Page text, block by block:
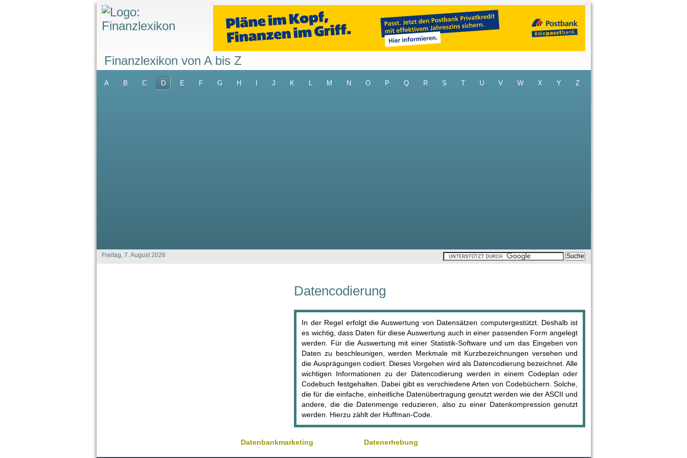
Finanzlexikon von A bis Z
A B C D E F G H J K L M N O P Q R S T U V W X Y Z
Freitag, 7. August 2026
Datencodierung
In der Regel erfolgt die Auswertung von Datensätzen computergestützt. Deshalb ist
es wichtig, dass Daten für diese Auswertung auch in einer passenden Form angelegt
werden. Für die Auswertung mit einer Statistik-Software und um das Eingeben von
Daten zu beschleunigen, werden Merkmale mit Kurzbezeichnungen versehen und
die Ausprägungen codiert. Dieses Vorgehen wird als Datencodierung bezeichnet. Alle
wichtigen Informationen zu der Datencodierung werden in einem Codeplan oder
Codebuch festgehalten. Dabei gibt es verschiedene Arten von Codebüchern. Solche,
die für die einfache, einheitliche Datenübertragung genutzt werden wie der ASCII und
andere, die die Datenmenge reduzieren, also zu einer Datenkompression genutzt
werden. Hierzu zählt der Huffman-Code.
Datenbankmarketing Datenerhebung